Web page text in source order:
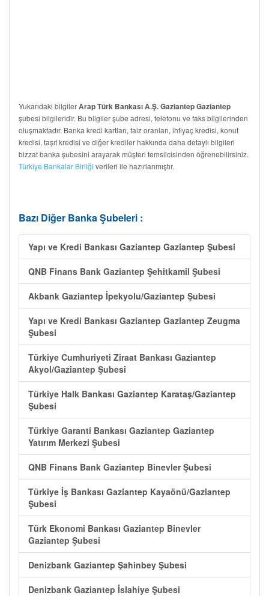
Yukarıdaki bilgilerArap Türk Bankası A.Ş. Gaziantep Gaziantep
şubesi bilgileridir. Bu bilgiler şube adresi, telefonu ve faks bilgilerinden
oluşmaktadır. Banka kredi kartları, faiz oranları, ihtiyaç kredisi, konut
kredisi, taşıt kredisi ve diğer krediler hakkında daha detaylı bilgileri
bizzat banka şubesini arayarak müşteri temsilcisinden öğrenebilirsiniz.
Türkiye Bankalar Birliği verileri ile hazırlanmıştır.
Bazı Diğer Banka Şubeleri :
Yapı ve Kredi Bankası Gaziantep Gaziantep Şubesi
QNB Finans Bank Gaziantep Şehitkamil Şubesi
Akbank Gaziantep İpekyolu/Gaziantep Şubesi
Yapı ve Kredi Bankası Gaziantep Gaziantep Zeugma
Şubesi
Türkiye Cumhuriyeti Ziraat Bankası Gaziantep
Akyol/Gaziantep Şubesi
Türkiye Halk Bankası Gaziantep Karataş/Gaziantep
Şubesi
Türkiye Garanti Bankası Gaziantep Gaziantep
Yatırım Merkezi Şubesi
QNB Finans Bank Gaziantep Binevler Şubesi
Türkiye İş Bankası Gaziantep Kayaönü/Gaziantep
Şubesi
Türk Ekonomi Bankası Gaziantep Binevler
Gaziantep Şubesi
Denizbank Gaziantep Şahinbey Şubesi
Denizbank Gaziantep İslahiye Şubesi